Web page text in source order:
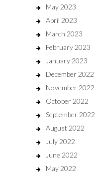
May 2023
April 2023
March 2023
February 2023
January 2023
December 2022
November 2022
October 2022
September 2022
August 2022
July 2022
June 2022
May 2022